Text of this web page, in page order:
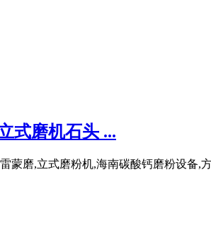
式磨机石头 ...
蒙磨,立式磨粉机,海南碳酸钙磨粉设备